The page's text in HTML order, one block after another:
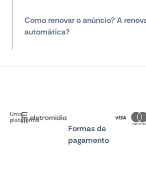
Como renovar o anúncio? A
automática?
Uma
plataforma
Formas de
pagamento